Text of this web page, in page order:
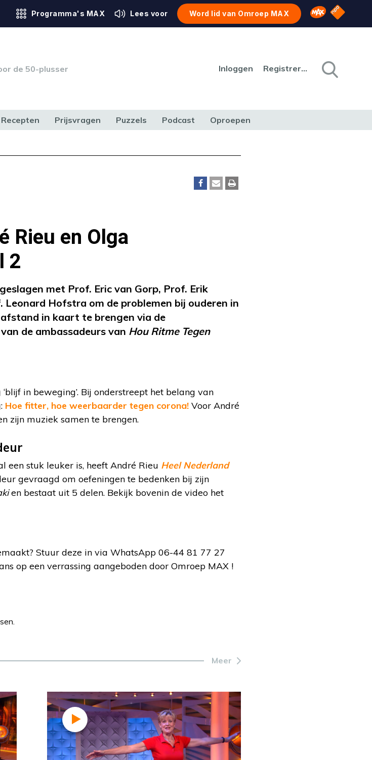
Programma's MAX Lees voor Word lid van Omroep MAX Omroep MAX
NPO
de 50-plusser Inloggen Registreren
Recepten Prijsvragen Puzzels Podcast Oproepen
Rieu en Olga
2
met Prof. Eric van Gorp, Prof. Erik
Leonard Hofstra om de problemen bij ouderen in
in kaart te brengen via de
van de ambassadeurs van Hou Ritme Tegen
in beweging’. Bij onderstreept het belang van
Hoe fitter, hoe weerbaarder tegen corona! Voor André
zijn muziek samen te brengen.
een stuk leuker is, heeft André Rieu Heel Nederland
gevraagd om oefeningen te bedenken bij zijn
en bestaat uit 5 delen. Bekijk bovenin de video het
Stuur deze in via WhatsApp 06-44 81 77 27
op een verrassing aangeboden door Omroep MAX !
Meer